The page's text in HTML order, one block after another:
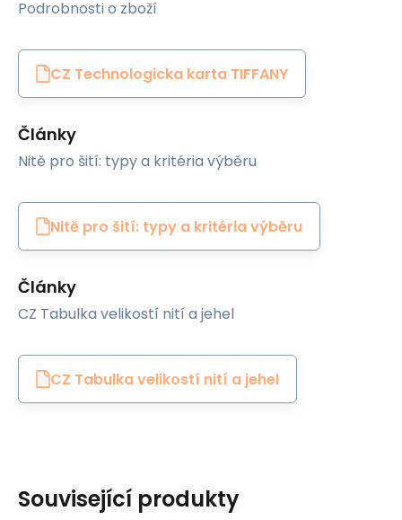
Podrobnosti o zboží
CZ Technologicka karta TIFFANY
Články
Nitě pro šití: typy a kritéria výběru
Nitě pro šití: typy a kritéria výběru
Články
CZ Tabulka velikostí nití a jehel
CZ Tabulka velikostí nití a jehel
Související produkty